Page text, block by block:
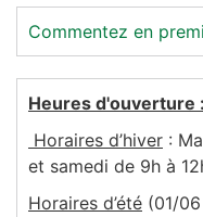
Commentez en
Heures d'ouverture :
Horaires d’hiver :
et samedi de 9h à
Horaires d’été (01/